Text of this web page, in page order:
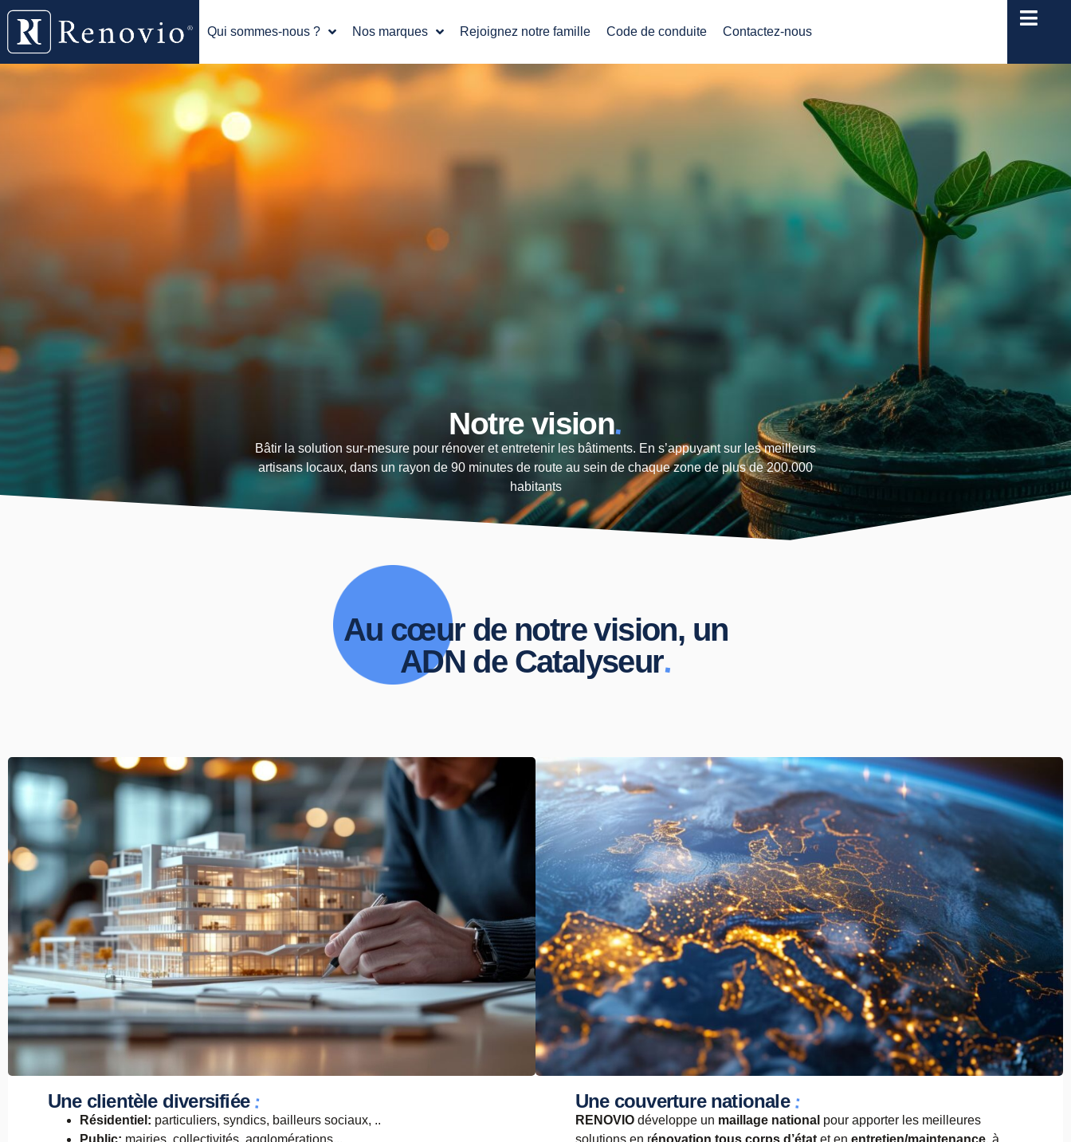
Qui sommes-nous ? Nos marques Rejoignez notre famille Code de conduite Contactez-nous
Notre vision.
Bâtir la solution sur-mesure pour rénover et entretenir les bâtiments. En s’appuyant sur les meilleurs
artisans locaux, dans un rayon de 90 minutes de route au sein de chaque zone de plus de 200.000
habitants
Au cœur de notre vision, un
ADN de Catalyseur.
Une clientèle diversifiée :
Résidentiel: particuliers, syndics, bailleurs sociaux, ..
Public: mairies, collectivités, agglomérations,..
Une couverture nationale :
RENOVIO développe un maillage national pour apporter les meilleures
solutions en rénovation tous corps d’état et en entretien/maintenance, à